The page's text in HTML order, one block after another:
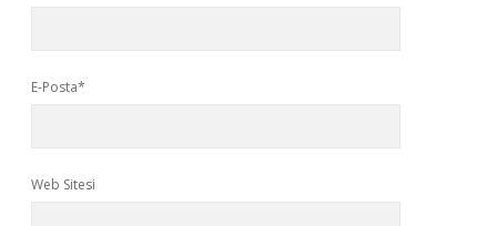
E-Posta*
Web Sitesi